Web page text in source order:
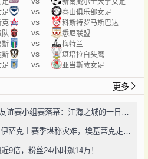
足 vs
春山俱乐部女足
克 vs
科斯特罗马斯巴达
vs
悉尼联盟
斯 vs
梅特兰
斯 vs
堪培拉白头鹰
足 vs 亚当斯敦女足
更多
利物浦名宿麦卡蒂尔直言：伊萨克上赛季堪称灾难，埃基蒂克走红挫伤其自尊
9倍，粉丝24小时飙14万！